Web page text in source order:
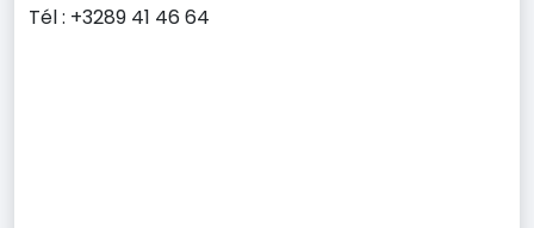
Tél : +3289 41 46 64